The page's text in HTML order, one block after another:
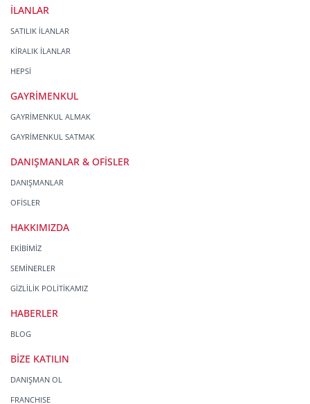
İLANLAR
SATILIK İLANLAR
KİRALIK İLANLAR
HEPSİ
GAYRİMENKUL
GAYRİMENKUL ALMAK
GAYRİMENKUL SATMAK
DANIŞMANLAR & OFİSLER
DANIŞMANLAR
OFİSLER
HAKKIMIZDA
EKİBİMİZ
SEMİNERLER
GİZLİLİK POLİTİKAMIZ
HABERLER
BLOG
BİZE KATILIN
DANIŞMAN OL
FRANCHISE